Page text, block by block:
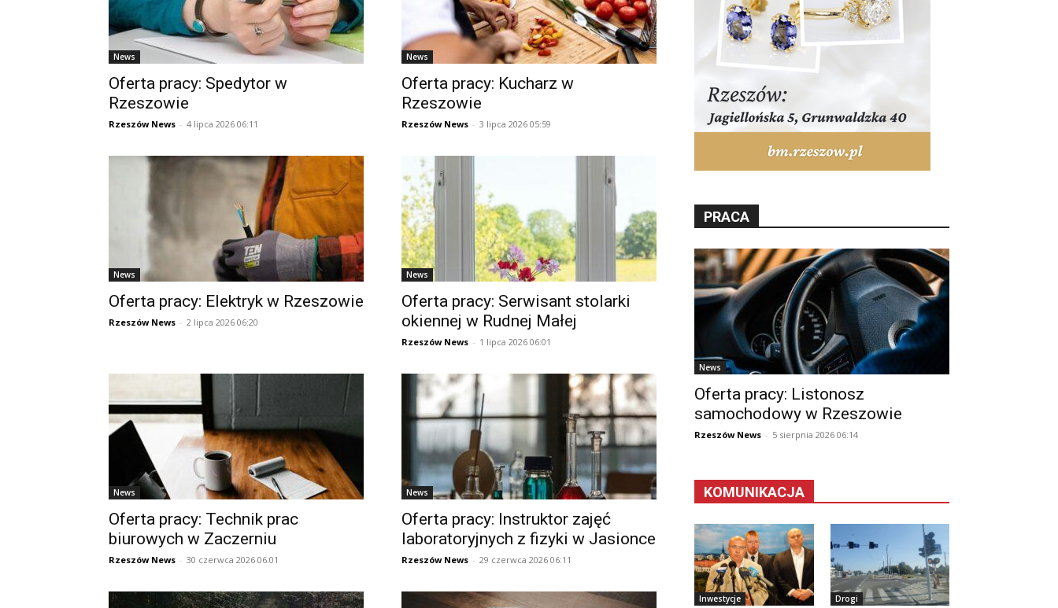
News
Oferta pracy: Spedytor w
Rzeszowie
Rzeszów News - 4 lipca 2026 06:11
News
Oferta pracy: Kucharz w
Rzeszowie
Rzeszów News - 3 lipca 2026 05:59
News
Oferta pracy: Elektryk w Rzeszowie
Rzeszów News - 2 lipca 2026 06:20
News
Oferta pracy: Serwisant stolarki
okiennej w Rudnej Małej
Rzeszów News - 1 lipca 2026 06:01
News
Oferta pracy: Technik prac
biurowych w Zaczerniu
Rzeszów News - 30 czerwca 2026 06:01
News
Oferta pracy: Instruktor zajęć
laboratoryjnych z fizyki w Jasionce
Rzeszów News - 29 czerwca 2026 06:11
PRACA
News
Oferta pracy: Listonosz
samochodowy w Rzeszowie
Rzeszów News - 5 sierpnia 2026 06:14
KOMUNIKACJA
Inwestycje Drogi